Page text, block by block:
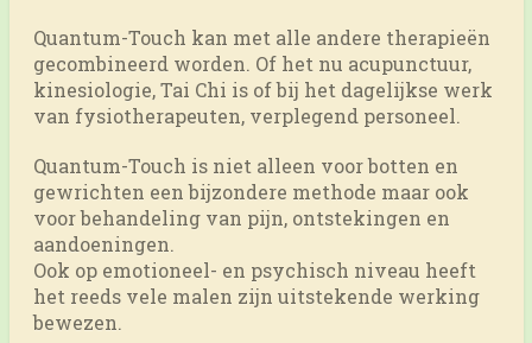
Quantum-Touch kan met alle andere therapieën
gecombineerd worden. Of het nu acupunctuur,
kinesiologie, Tai Chi is of bij het dagelijkse werk
van fysiotherapeuten, verplegend personeel.
Quantum-Touch is niet alleen voor botten en
gewrichten een bijzondere methode maar ook
voor behandeling van pijn, ontstekingen en
aandoeningen.
Ook op emotioneel- en psychisch niveau heeft
het reeds vele malen zijn uitstekende werking
bewezen.